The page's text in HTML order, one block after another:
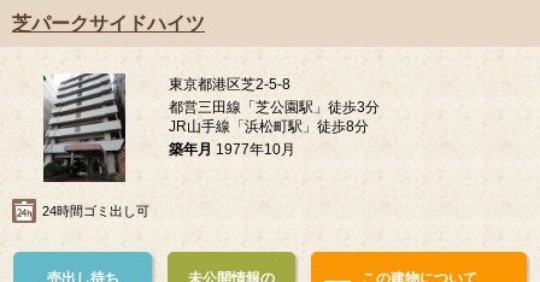
芝パークサイドハイツ
東京都港区芝2-5-8
都営三田線「芝公園駅」徒歩3分
JR山手線「浜松町駅」徒歩8分
築年月 1977年10月
24時間ゴミ出し可
売出し待ち
未公開情報の
この建物について